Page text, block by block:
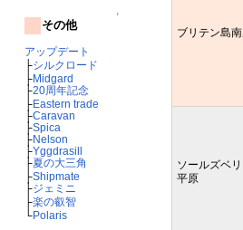
↑
その他
アップデート
├シルクロード
├Midgard
├20周年記念
├Eastern trade
├Caravan
├Spica
├Nelson
├Yggdrasill
├夏の大三角
├Shipmate
├ジェミニ
├楽の叡智
└Polaris
ブリテン島
ソールズベ
平原